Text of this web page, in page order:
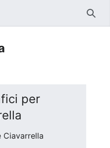
per
Ciavarrella